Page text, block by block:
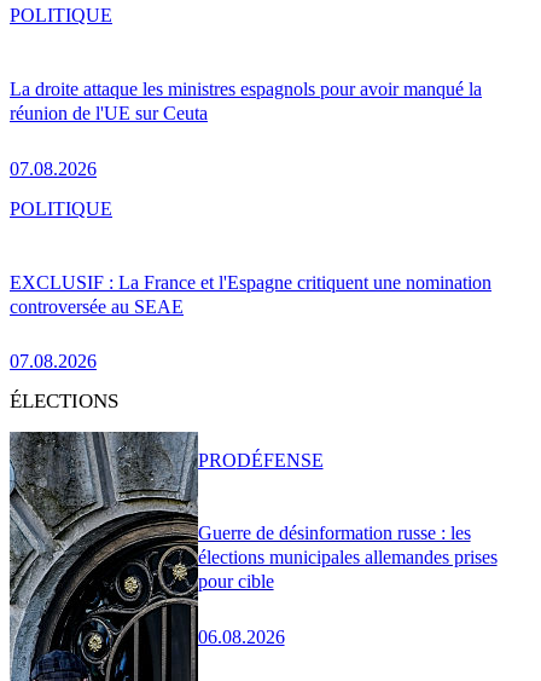
La droite attaque les ministres espagnols pour avoir manqué la
réunion de l'UE sur Ceuta
07.08.2026
POLITIQUE
EXCLUSIF : La France et l'Espagne critiquent une nomination
controversée au SEAE
07.08.2026
POLITIQUE
ÉLECTIONS
Guerre de désinformation russe : les
élections municipales allemandes prises
pour cible
06.08.2026
PRODÉFENSE